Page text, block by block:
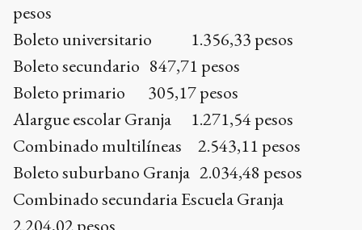
pesos
Boleto universitario 1.356,33 pesos
Boleto secundario 847,71 pesos
Boleto primario 305,17 pesos
Alargue escolar Granja 1.271,54 pesos
Combinado multilíneas 2.543,11 pesos
Boleto suburbano Granja 2.034,48 pesos
Combinado secundaria Escuela Granja